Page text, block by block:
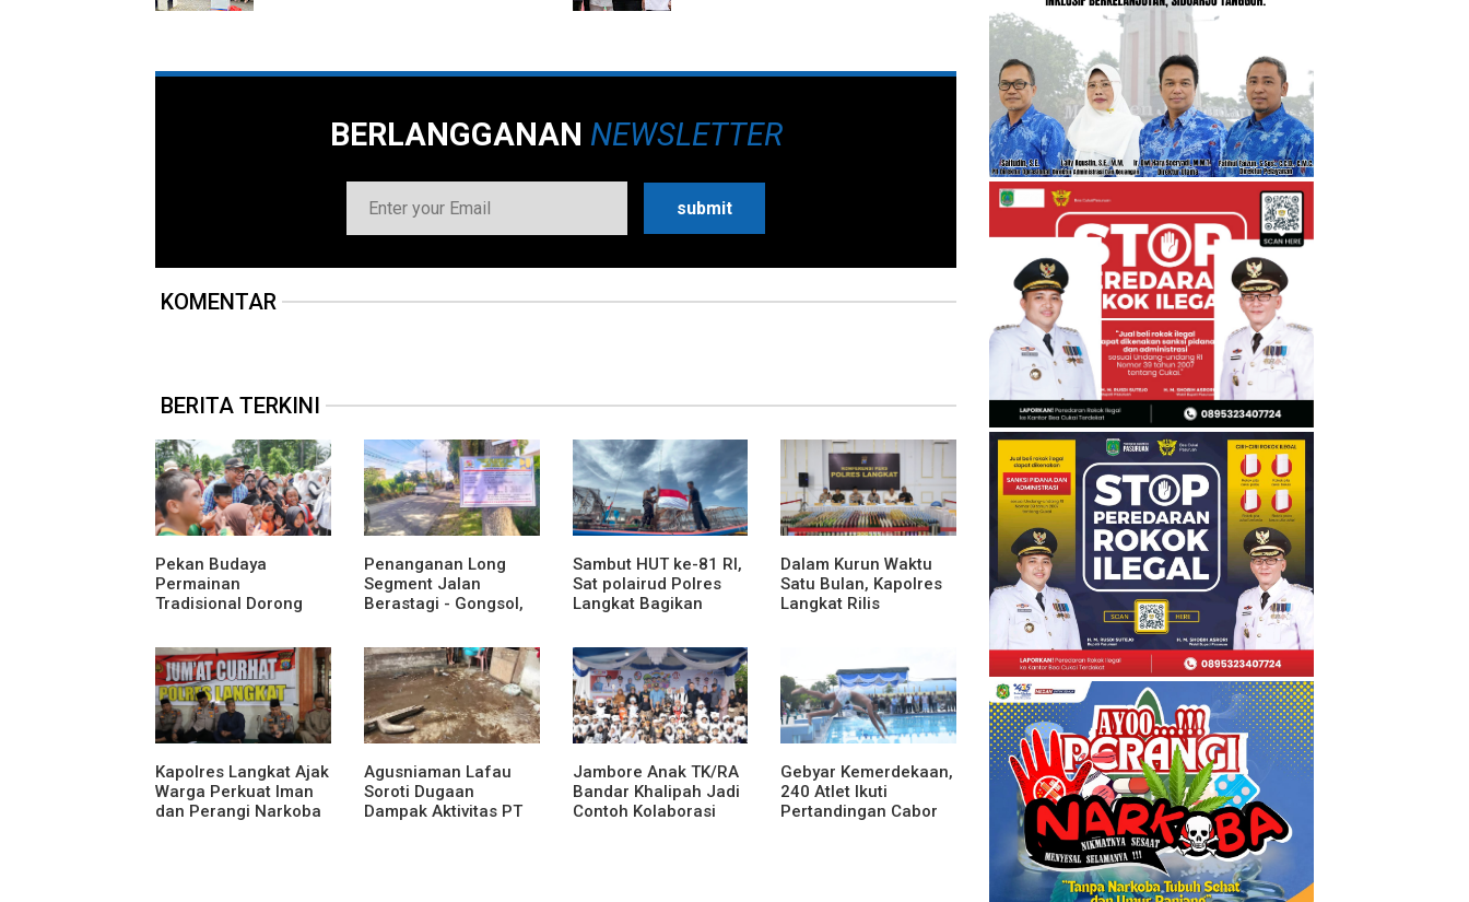
BERLANGGANAN NEWSLETTER
KOMENTAR
BERITA TERKINI
Pekan Budaya
Permainan
Tradisional Dorong
dan Kurangi
Ketergantungan
Gadget
Penanganan Long
Segment Jalan
Berastagi - Gongsol,
Kabupaten Karo
Tingkatkan
Kenyamanan Akses
Wisata, Pertanian dan
Perekonomian
Sambut HUT ke-81 RI,
Sat polairud Polres
Langkat Bagikan
kepada Nelayan
Dalam Kurun Waktu
Satu Bulan, Kapolres
Langkat Rilis
Pidana Kriminal, dan
Kekerasan Seksual
terhadap Anak
Kapolres Langkat Ajak
Warga Perkuat Iman
dan Perangi Narkoba
Agusniaman Lafau
Soroti Dugaan
Dampak Aktivitas PT
Jambore Anak TK/RA
Bandar Khalipah Jadi
Contoh Kolaborasi
Gebyar Kemerdekaan,
240 Atlet Ikuti
Pertandingan Cabor